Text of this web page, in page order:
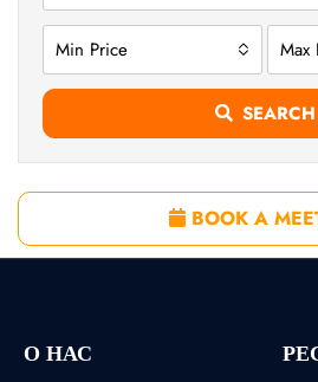
Min Price Max
SEARCH
BOOK A
О НАС